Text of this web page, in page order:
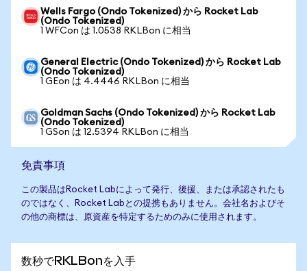
Wells Fargo (Ondo Tokenized) から Rocket Lab
(Ondo Tokenized)
1 WFCon は 1.0538 RKLBon に相当
General Electric (Ondo Tokenized) から Rocket Lab
(Ondo Tokenized)
1 GEon は 4.4446 RKLBon に相当
Goldman Sachs (Ondo Tokenized) から Rocket Lab
(Ondo Tokenized)
1 GSon は 12.5394 RKLBon に相当
免責事項
この製品はRocket Labによって発行、後援、または承認されたも
のではなく、Rocket Labとの提携もありません。会社名およびそ
の他の商標は、原資産を特定するためのみに使用されます。
数秒でRKLBonを入手